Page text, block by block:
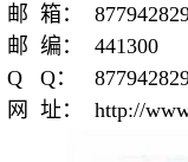
邮 箱：
邮 编：
441300
Q Q：
网
址： http://